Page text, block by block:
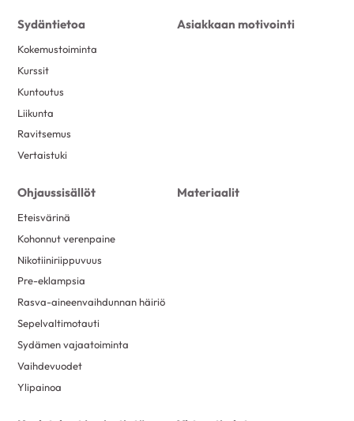
Sydäntietoa
Kokemustoiminta
Kurssit
Kuntoutus
Liikunta
Ravitsemus
Vertaistuki
Asiakkaan motivointi
Ohjaussisällöt
Eteisvärinä
Kohonnut verenpaine
Nikotiiniriippuvuus
Pre-eklampsia
Rasva-aineenvaihdunnan häiriö
Sepelvaltimotauti
Sydämen vajaatoiminta
Vaihdevuodet
Ylipainoa
Materiaalit